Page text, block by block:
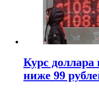
Курс доллара
ниже 99